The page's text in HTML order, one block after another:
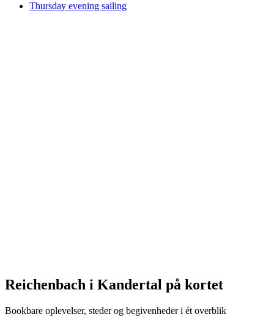
Thursday evening sailing
Reichenbach i Kandertal på kortet
Bookbare oplevelser, steder og begivenheder i ét overblik